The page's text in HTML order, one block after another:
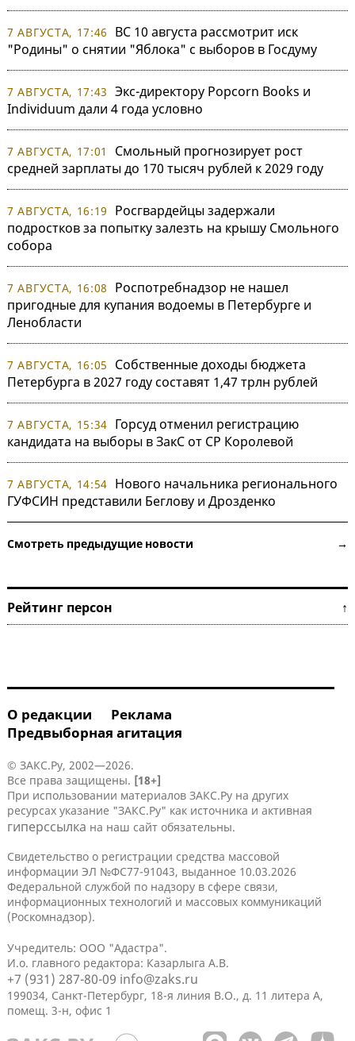
7 АВГУСТА, 17:46
ВС 10 августа рассмотрит иск
"Родины" о снятии "Яблока" с выборов в Госдуму
7 АВГУСТА, 17:43 Экс-директору Popcorn Books и
Individuum дали 4 года условно
7 АВГУСТА, 17:01
Смольный прогнозирует рост
средней зарплаты до 170 тысяч рублей к 2029 году
7 АВГУСТА, 16:19
Росгвардейцы задержали
подростков за попытку залезть на крышу Смольного
собора
7 АВГУСТА, 16:08
Роспотребнадзор не нашел
пригодные для купания водоемы в Петербурге и
Ленобласти
7 АВГУСТА, 16:05
Собственные доходы бюджета
Петербурга в 2027 году составят 1,47 трлн рублей
7 АВГУСТА, 15:34 Горсуд отменил регистрацию
кандидата на выборы в ЗакС от СР Королевой
7 АВГУСТА, 14:54 Нового начальника регионального
ГУФСИН представили Беглову и Дрозденко
Смотреть предыдущие новости →
Рейтинг персон ↑
О редакции
Реклама
Предвыборная агитация
© ЗАКС.Ру, 2002—2026.
Все права защищены. [18+]
При использовании материалов ЗАКС.Ру на других
ресурсах указание "ЗАКС.Ру" как источника и активная
гиперссылка на наш сайт обязательны.
Свидетельство о регистрации средства массовой
информации ЭЛ №ФС77-91043, выданное 10.03.2026
Федеральной службой по надзору в сфере связи,
информационных технологий и массовых коммуникаций
(Роскомнадзор).
Учредитель: ООО "Адастра".
И.о. главного редактора: Казарлыга А.В.
+7 (931) 287-80-09 info@zaks.ru
199034, Санкт-Петербург, 18-я линия В.О., д. 11 литера А,
помещ. 3-н, офис 1